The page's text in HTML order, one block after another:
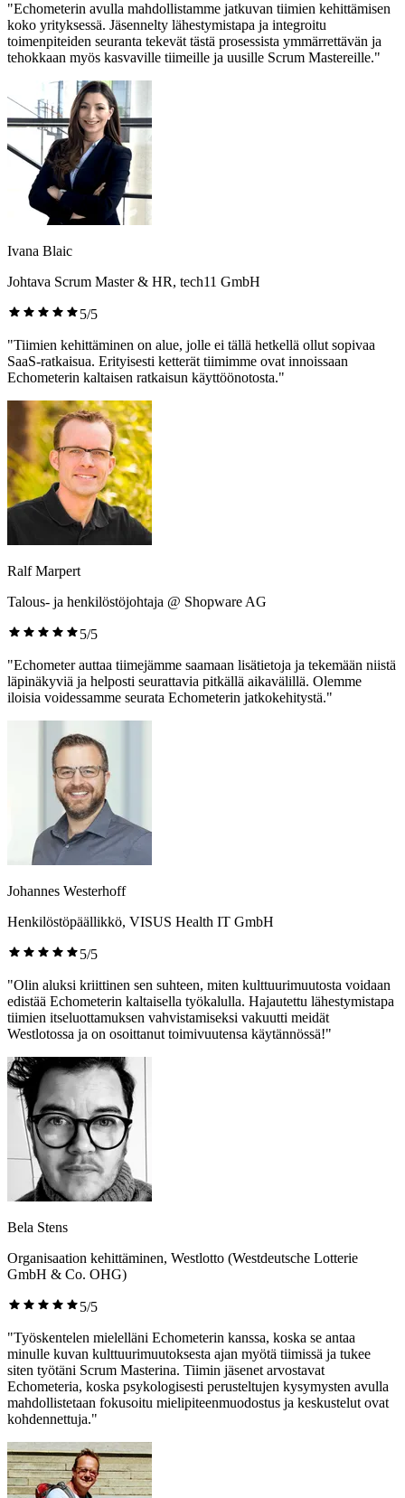
"Echometerin avulla mahdollistamme jatkuvan tiimien kehittämisen
koko yrityksessä. Jäsennelty lähestymistapa ja integroitu
toimenpiteiden seuranta tekevät tästä prosessista ymmärrettävän ja
tehokkaan myös kasvaville tiimeille ja uusille Scrum Mastereille."
Ivana Blaic
Johtava Scrum Master & HR, tech11 GmbH
5/5
"Tiimien kehittäminen on alue, jolle ei tällä hetkellä ollut sopivaa
SaaS-ratkaisua. Erityisesti ketterät tiimimme ovat innoissaan
Echometerin kaltaisen ratkaisun käyttöönotosta."
Ralf Marpert
Talous- ja henkilöstöjohtaja @ Shopware AG
5/5
"Echometer auttaa tiimejämme saamaan lisätietoja ja tekemään niistä
läpinäkyviä ja helposti seurattavia pitkällä aikavälillä. Olemme
iloisia voidessamme seurata Echometerin jatkokehitystä."
Johannes Westerhoff
Henkilöstöpäällikkö, VISUS Health IT GmbH
5/5
"Olin aluksi kriittinen sen suhteen, miten kulttuurimuutosta voidaan
edistää Echometerin kaltaisella työkalulla. Hajautettu lähestymistapa
tiimien itseluottamuksen vahvistamiseksi vakuutti meidät
Westlotossa ja on osoittanut toimivuutensa käytännössä!"
Bela Stens
Organisaation kehittäminen, Westlotto (Westdeutsche Lotterie
GmbH & Co. OHG)
5/5
"Työskentelen mielelläni Echometerin kanssa, koska se antaa
minulle kuvan kulttuurimuutoksesta ajan myötä tiimissä ja tukee
siten työtäni Scrum Masterina. Tiimin jäsenet arvostavat
Echometeria, koska psykologisesti perusteltujen kysymysten avulla
mahdollistetaan fokusoitu mielipiteenmuodostus ja keskustelut ovat
kohdennettuja."